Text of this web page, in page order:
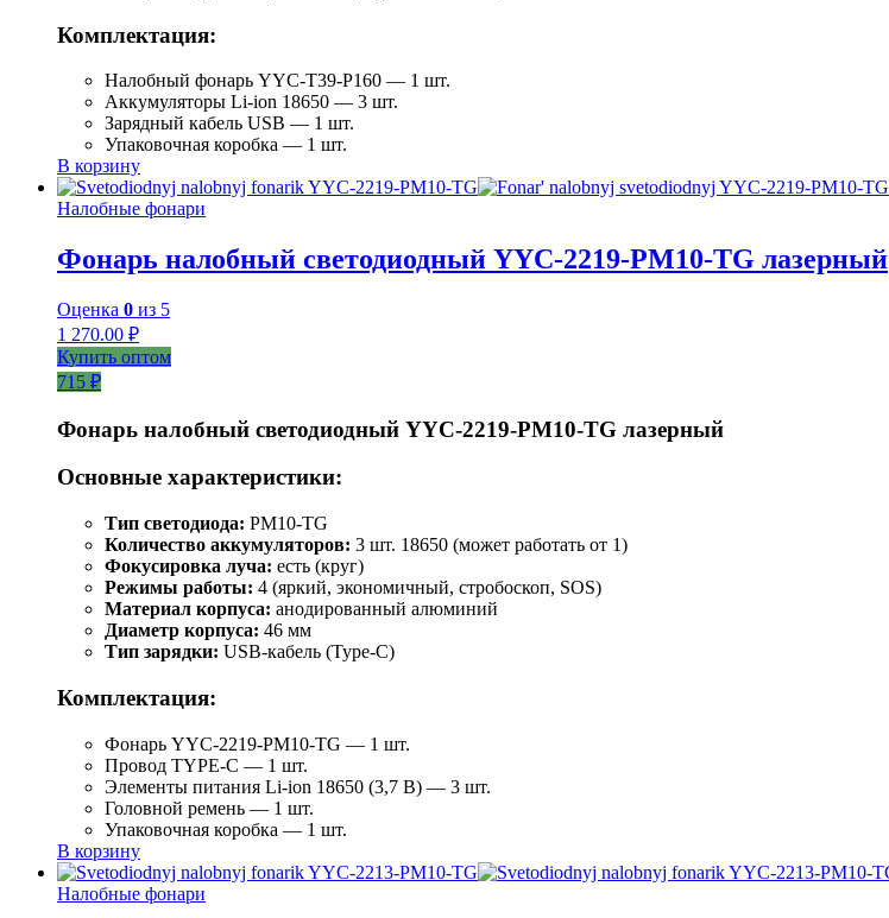
Комплектация:
Налобный фонарь YYC-T39-P160 — 1 шт.
Аккумуляторы Li-ion 18650 — 3 шт.
Зарядный кабель USB — 1 шт.
Упаковочная коробка — 1 шт.
В корзину
Налобные фонари
Фонарь налобный светодиодный YYC-2219-PM10-TG лазерный
Оценка 0 из 5
1 270.00 ₽
Купить оптом
715 ₽
Фонарь налобный светодиодный YYC-2219-PM10-TG лазерный
Основные характеристики:
Тип светодиода: PM10-TG
Количество аккумуляторов: 3 шт. 18650 (может работать от 1)
Фокусировка луча: есть (круг)
Режимы работы: 4 (яркий, экономичный, стробоскоп, SOS)
Материал корпуса: анодированный алюминий
Диаметр корпуса: 46 мм
Тип зарядки: USB-кабель (Type-C)
Комплектация:
Фонарь YYC-2219-PM10-TG — 1 шт.
Провод TYPE-C — 1 шт.
Элементы питания Li-ion 18650 (3,7 В) — 3 шт.
Головной ремень — 1 шт.
Упаковочная коробка — 1 шт.
В корзину
Налобные фонари